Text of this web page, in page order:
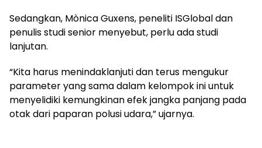
Sedangkan, Mònica Guxens, peneliti ISGlobal dan
penulis studi senior menyebut, perlu ada studi
lanjutan.
“Kita harus menindaklanjuti dan terus mengukur
parameter yang sama dalam kelompok ini untuk
menyelidiki kemungkinan efek jangka panjang pada
otak dari paparan polusi udara,” ujarnya.